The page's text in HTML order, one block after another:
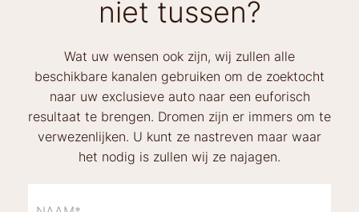
niet tussen?
Wat uw wensen ook zijn, wij zullen alle
beschikbare kanalen gebruiken om de zoektocht
naar uw exclusieve auto naar een euforisch
resultaat te brengen. Dromen zijn er immers om te
verwezenlijken. U kunt ze nastreven maar waar
het nodig is zullen wij ze najagen.